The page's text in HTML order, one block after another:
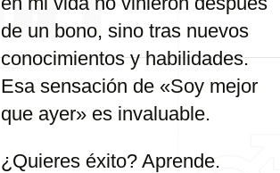
de un bono, sino tras nuevos
conocimientos y habilidades.
Esa sensación de «Soy mejor
que ayer» es invaluable.
¿Quieres éxito? Aprende.